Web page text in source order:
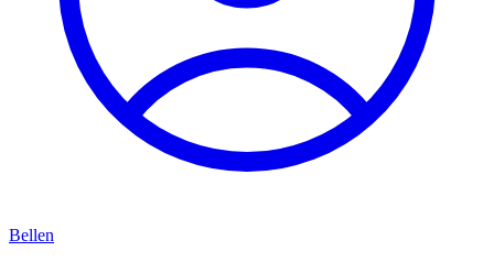
Bellen